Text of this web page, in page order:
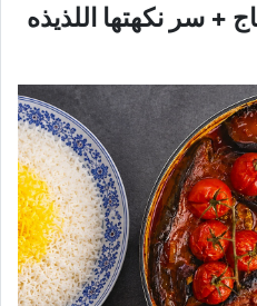
+ سر نکهتها اللذیذه